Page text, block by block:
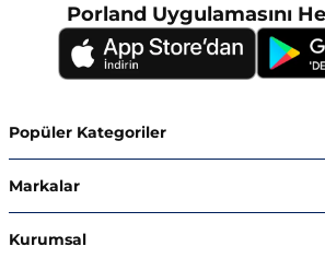
Porland Uygulamasını
Popüler Kategoriler
Kahvaltı ve İkram Takımları
Markalar
Kurumsal